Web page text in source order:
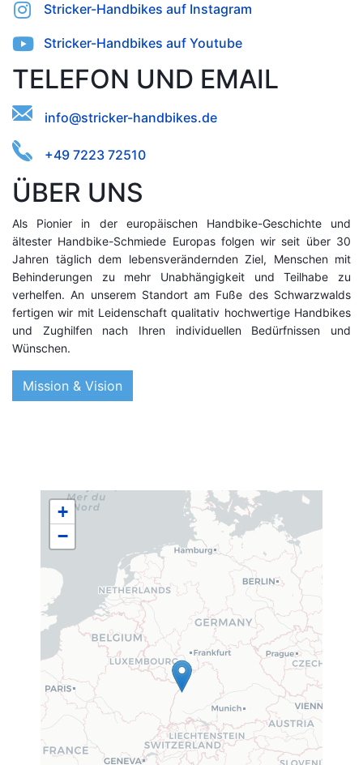
Stricker-Handbikes auf Instagram
Stricker-Handbikes auf Youtube
TELEFON UND EMAIL
-
dfineik@ecanrodsbik.rthse
+49 7223 72510
ÜBER UNS
Als Pionier in der europäischen Handbike-Geschichte und
ältester Handbike-Schmiede Europas folgen wir seit über 30
Jahren täglich dem lebensverändernden Ziel, Menschen mit
Behinderungen zu mehr Unabhängigkeit und Teilhabe zu
verhelfen. An unserem Standort am Fuße des Schwarzwalds
fertigen wir mit Leidenschaft qualitativ hochwertige Handbikes
und Zughilfen nach Ihren individuellen Bedürfnissen und
Wünschen.
Mission & Vision
+
−